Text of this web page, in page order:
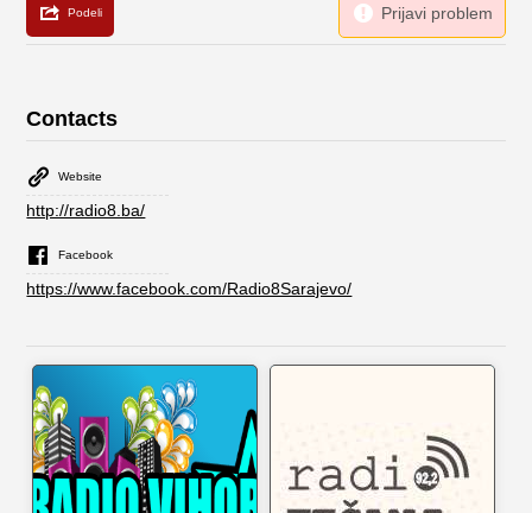
Contacts
Website
http://radio8.ba/
Facebook
https://www.facebook.com/Radio8Sarajevo/